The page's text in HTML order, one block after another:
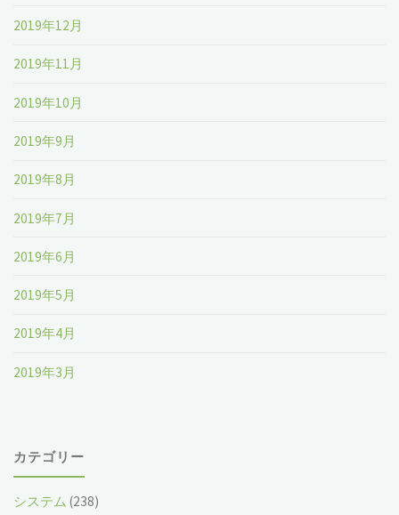
2019年12月
2019年11月
2019年10月
2019年9月
2019年8月
2019年7月
2019年6月
2019年5月
2019年4月
2019年3月
カテゴリー
システム (238)